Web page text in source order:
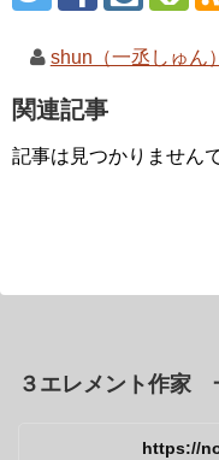
shun（一丞しゅん）
関連記事
記事は見つかりません
３エレメント作家
https://